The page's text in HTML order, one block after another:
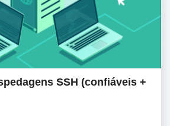
SSH (confiáveis +